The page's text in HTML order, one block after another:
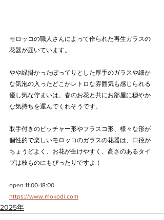
モロッコの職人さんによって作られた再生ガラスの
花器が届いています。
やや緑掛かったぽってりとした厚手のガラスや細か
な気泡の入ったどこかレトロな雰囲気も感じられる
優し気な佇まいは、春のお花と共にお部屋に穏やか
な気持ちを運んでくれそうです。
取手付きのピッチャー形やフラスコ形、様々な形が
個性的で楽しいモロッコのガラスの花器は、口径が
ちょうどよく、お花が生けやすく、高さのあるタイ
プは枝ものにもぴったりですよ！
open 11:00-18:00
https://www.mokodi.com
2025年